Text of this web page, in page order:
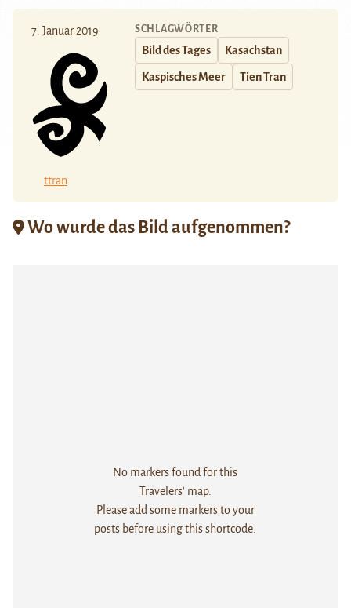
7. Januar 2019
ttran
SCHLAGWÖRTER
Bild des Tages Kasachstan
Kaspisches Meer Tien Tran
Wo wurde das Bild aufgenommen?
No markers found for this
Travelers' map.
Please add some markers to your
posts before using this shortcode.